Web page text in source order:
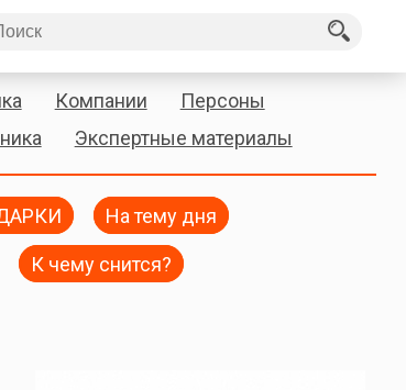
Компании
Персоны
Экспертные материалы
На тему дня
К чему снится?